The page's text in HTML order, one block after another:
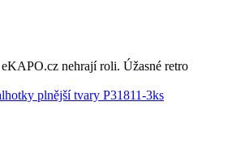
nehrají roli. Úžasné retro